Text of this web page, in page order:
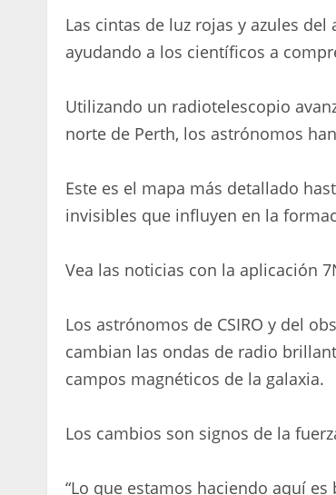
Las cintas de luz rojas y azules
ayudando a los científicos a
Utilizando un radiotelescopio
norte de Perth, los astrónomos
Este es el mapa más detallado
invisibles que influyen en la
Vea las noticias con la aplicación
Los astrónomos de CSIRO y del
cambian las ondas de radio
campos magnéticos de la galaxia.
Los cambios son signos de la
“Lo que estamos haciendo aquí